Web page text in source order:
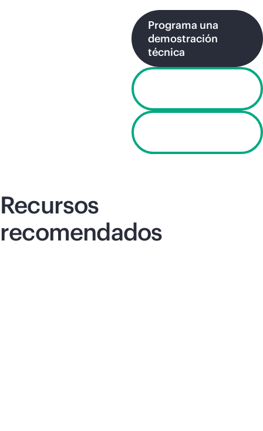
Programa una
demostración
técnica
Recursos
recomendados